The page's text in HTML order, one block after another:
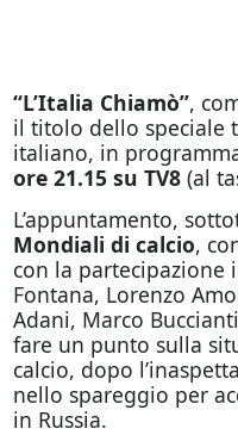
“L’Italia Chiamò”,
il titolo dello speciale
italiano, in
ore 21.15 su TV8 (al
L’appuntamento,
Mondiali di calcio,
con la partecipazione
Fontana, Lorenzo
Adani, Marco
fare un punto sulla
calcio, dopo
nello spareggio per
in Russia.